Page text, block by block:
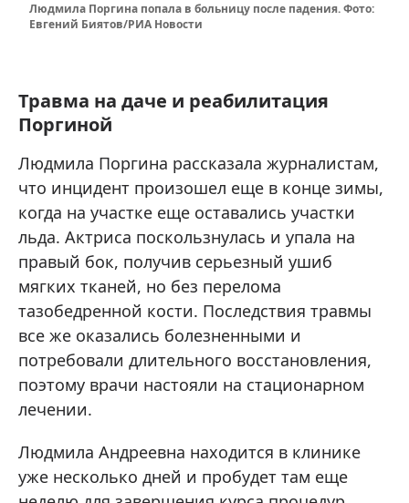
Людмила Поргина попала в больницу после падения. Фото:
Евгений Биятов/РИА Новости
Травма на даче и реабилитация
Поргиной
Людмила Поргина рассказала журналистам,
что инцидент произошел еще в конце зимы,
когда на участке еще оставались участки
льда. Актриса поскользнулась и упала на
правый бок, получив серьезный ушиб
мягких тканей, но без перелома
тазобедренной кости. Последствия травмы
все же оказались болезненными и
потребовали длительного восстановления,
поэтому врачи настояли на стационарном
лечении.
Людмила Андреевна находится в клинике
уже несколько дней и пробудет там еще